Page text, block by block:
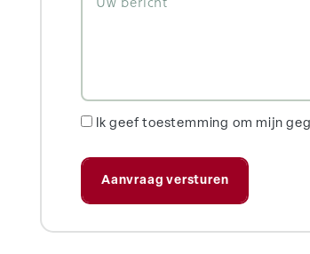
Ik geef toestemming om mijn